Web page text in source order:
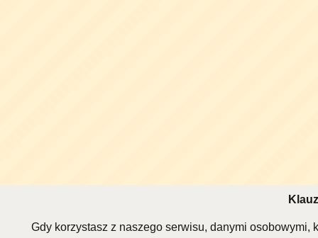
Gdy korzystasz z naszego serwisu, danymi osobowymi,